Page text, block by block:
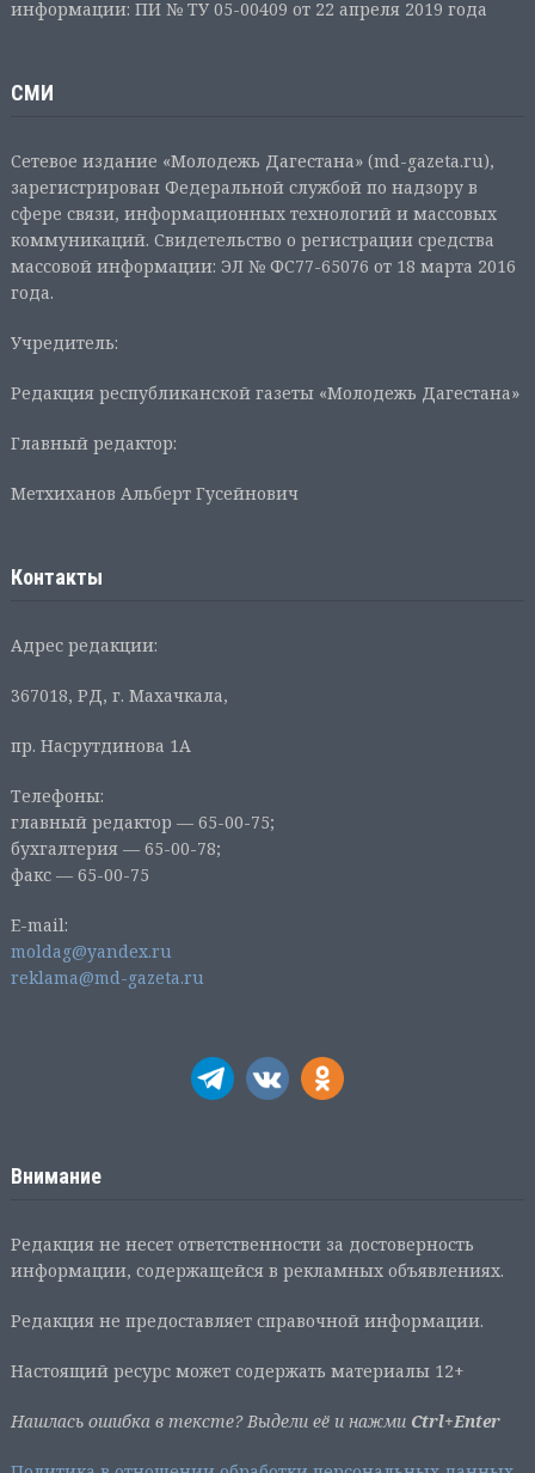
информации: ПИ № ТУ 05-00409 от 22 апреля 2019 года
СМИ
Сетевое издание «Молодежь Дагестана» (md-gazeta.ru),
зарегистрирован Федеральной службой по надзору в
сфере связи, информационных технологий и массовых
коммуникаций. Свидетельство о регистрации средства
массовой информации: ЭЛ № ФС77-65076 от 18 марта 2016
года.
Учредитель:
Редакция республиканской газеты «Молодежь Дагестана»
Главный редактор:
Метхиханов Альберт Гусейнович
Контакты
Адрес редакции:
367018, РД, г. Махачкала,
пр. Насрутдинова 1А
Телефоны:
главный редактор — 65-00-75;
бухгалтерия — 65-00-78;
факс — 65-00-75
E-mail:
moldag@yandex.ru
reklama@md-gazeta.ru
Внимание
Редакция не несет ответственности за достоверность
информации, содержащейся в рекламных объявлениях.
Редакция не предоставляет справочной информации.
Настоящий ресурс может содержать материалы 12+
Нашлась ошибка в тексте? Выдели её и нажми Ctrl+Enter